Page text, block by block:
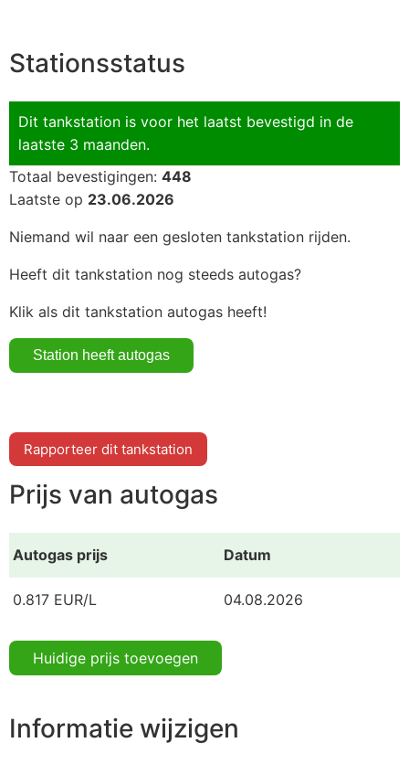
Stationsstatus
Dit tankstation is voor het laatst bevestigd in de
laatste 3 maanden.
Totaal bevestigingen: 448
Laatste op 23.06.2026
Niemand wil naar een gesloten tankstation rijden.
Heeft dit tankstation nog steeds autogas?
Klik als dit tankstation autogas heeft!
Rapporteer dit tankstation
Prijs van autogas
Autogas prijs Datum
0.817 EUR/L 04.08.2026
Huidige prijs toevoegen
Informatie wijzigen